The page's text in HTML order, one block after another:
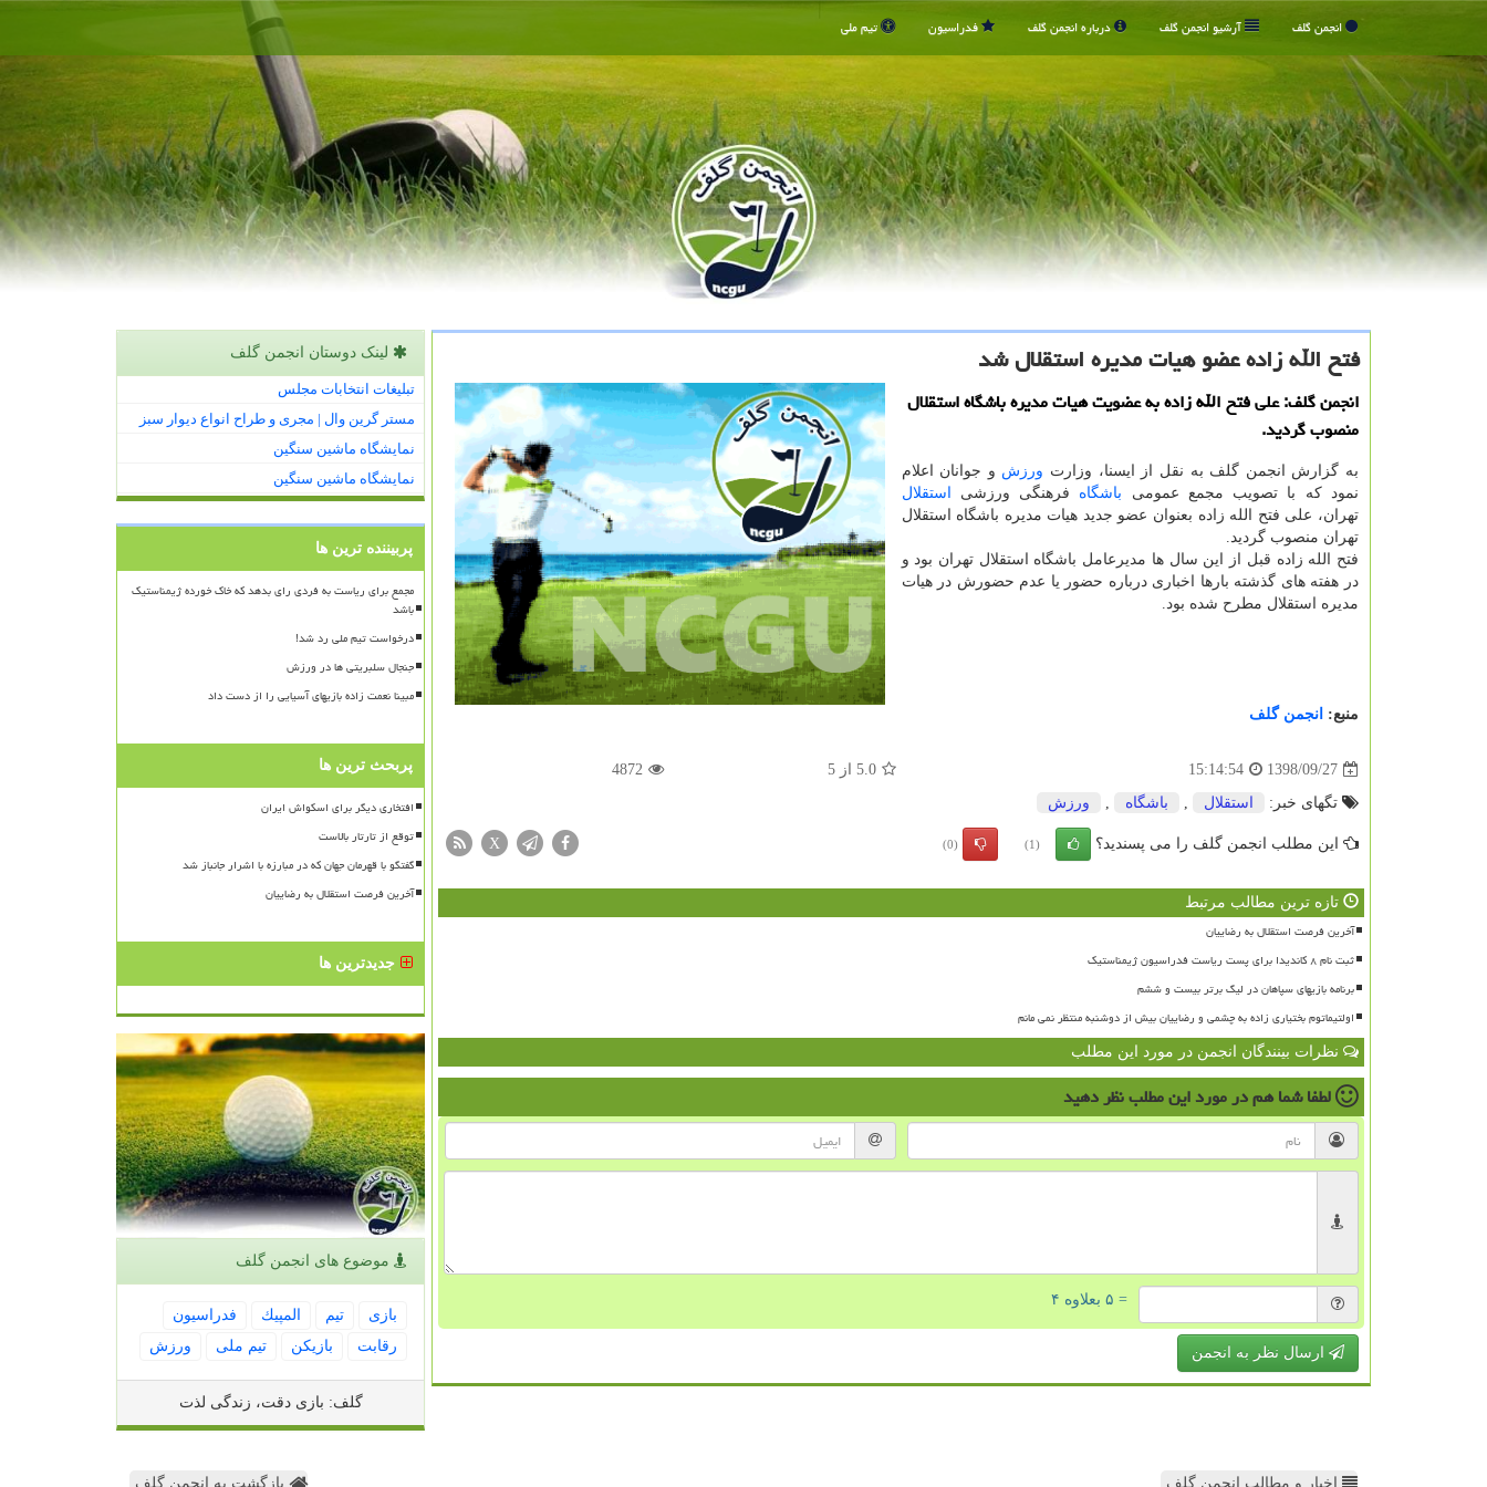
انجمن گلف آرشیو انجمن گلف درباره انجمن گلف فدراسیون تیم ملی
فتح الله زاده عضو هیات مدیره استقلال شد
انجمن گلف: علی فتح الله زاده به عضویت هیات مدیره باشگاه استقلال
منصوب گردید.
به گزارش انجمن گلف به نقل از ایسنا، وزارت ورزش و جوانان اعلام
نمود كه با تصویب مجمع عمومی باشگاه فرهنگی ورزشی استقلال
تهران، علی فتح الله زاده بعنوان عضو جدید هیات مدیره باشگاه استقلال
تهران منصوب گردید.
فتح الله زاده قبل از این سال ها مدیرعامل باشگاه استقلال تهران بود و
در هفته های گذشته بارها اخباری درباره حضور یا عدم حضورش در هیات
مدیره استقلال مطرح شده بود.
منبع: انجمن گلف
1398/09/27
15:14:54
5.0 از5
4872
تگهای خبر: استقلال , باشگاه , ورزش
این مطلب انجمن گلف را می پسندید؟ (1)
(0)
X
تازه ترین مطالب مرتبط
آخرین فرصت استقلال به رضاییان
ثبت نام ۸ کاندیدا برای پست ریاست فدراسیون ژیمناستیک
برنامه بازیهای سپاهان در لیگ برتر بیست و ششم
اولتیماتوم بختیاری زاده به چشمی و رضاییان بیش از دوشنبه منتظر نمی مانم
نظرات بینندگان انجمن در مورد این مطلب
لطفا شما همدر مورد این مطلبنظر دهید
= ۵ بعلاوه ۴
ارسال نظر به انجمن
لینک دوستان انجمن گلف
تبلیغات انتخابات مجلس
مستر گرین وال | مجری و طراح انواع دیوار سبز
نمایشگاه ماشین سنگین
نمایشگاه ماشین سنگین
پربیننده ترین ها
مجمع برای ریاست به فردی رای بدهد که خاک خورده ژیمناستیک
باشد
درخواست تیم ملی رد شد!
جنجال سلبریتی ها در ورزش
مبینا نعمت زاده بازیهای آسیایی را از دست داد
پربحث ترین ها
افتخاری دیگر برای اسکواش ایران
توقع از تارتار بالاست
گفتگو با قهرمان جهان که در مبارزه با اشرار جانباز شد
آخرین فرصت استقلال به رضاییان
جدیدترین ها
موضوع های انجمن گلف
بازی تیم المپیك
فدراسیون
رقابت
بازیكن تیم ملی ورزش
گلف: بازی دقت، زندگی لذت
اخبار و مطالب انجمن گلف بازگشت به انجمن گلف